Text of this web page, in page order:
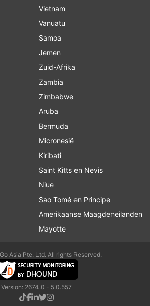
Vietnam
Vanuatu
Samoa
Jemen
Zuid-Afrika
Zambia
Zimbabwe
Aruba
Bermuda
Micronesië
Kiribati
Saint Kitts en Nevis
Niue
Sao Tomé en Principe
Amerikaanse Maagdeneilanden
Mayotte
Asia Pte. Ltd. All rights Reserved.
Version: 2674.0 - 5.0.557